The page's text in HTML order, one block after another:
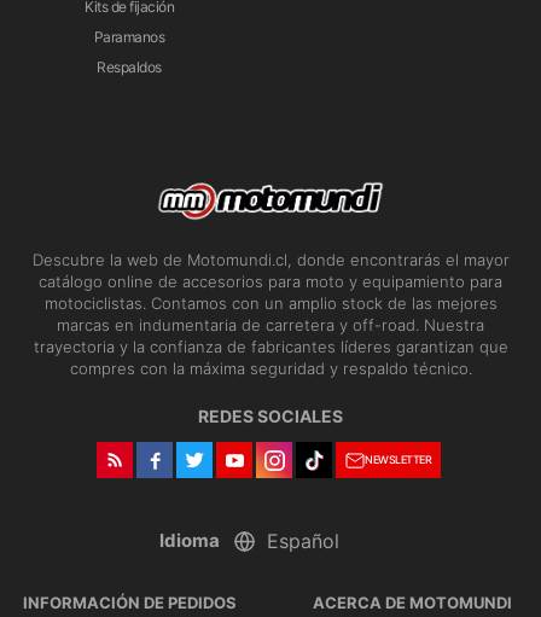
Kits de fijación
Paramanos
Respaldos
Descubre la web de Motomundi.cl, donde encontrarás el mayor
catálogo online de accesorios para moto y equipamiento para
motociclistas. Contamos con un amplio stock de las mejores
marcas en indumentaria de carretera y off-road. Nuestra
trayectoria y la confianza de fabricantes líderes garantizan que
compres con la máxima seguridad y respaldo técnico.
REDES SOCIALES
NEWSLETTER
Idioma
INFORMACIÓN DE PEDIDOS ACERCA DE MOTOMUNDI